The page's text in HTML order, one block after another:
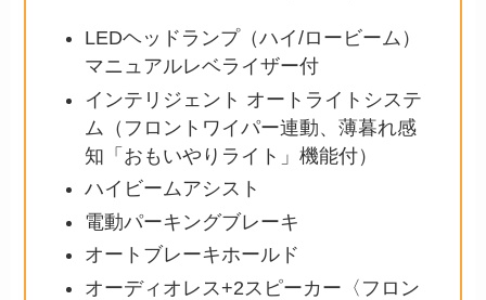
LEDヘッドランプ（ハイ/ロービーム）
マニュアルレベライザー付
インテリジェント オートライトシステ
ム（フロントワイパー連動、薄暮れ感
知「おもいやりライト」機能付）
ハイビームアシスト
電動パーキングブレーキ
オートブレーキホールド
オーディオレス+2スピーカー〈フロン